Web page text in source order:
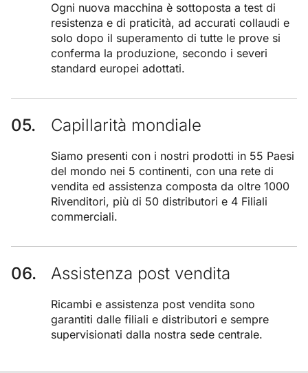
Ogni nuova macchina è sottoposta a test di
resistenza e di praticità, ad accurati collaudi e
solo dopo il superamento di tutte le prove si
conferma la produzione, secondo i severi
standard europei adottati.
Capillarità mondiale
Siamo presenti con i nostri prodotti in 55 Paesi
del mondo nei 5 continenti, con una rete di
vendita ed assistenza composta da oltre 1000
Rivenditori, più di 50 distributori e 4 Filiali
commerciali.
Assistenza post vendita
Ricambi e assistenza post vendita sono
garantiti dalle filiali e distributori e sempre
supervisionati dalla nostra sede centrale.